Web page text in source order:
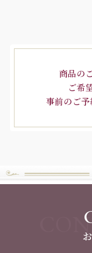
商品の
ご希
事前のご予